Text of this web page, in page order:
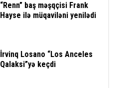
“Renn” baş məşqçisi Frank
Hayse ilə müqaviləni yenilədi
İrvinq Losano “Los Anceles
Qalaksi”yə keçdi